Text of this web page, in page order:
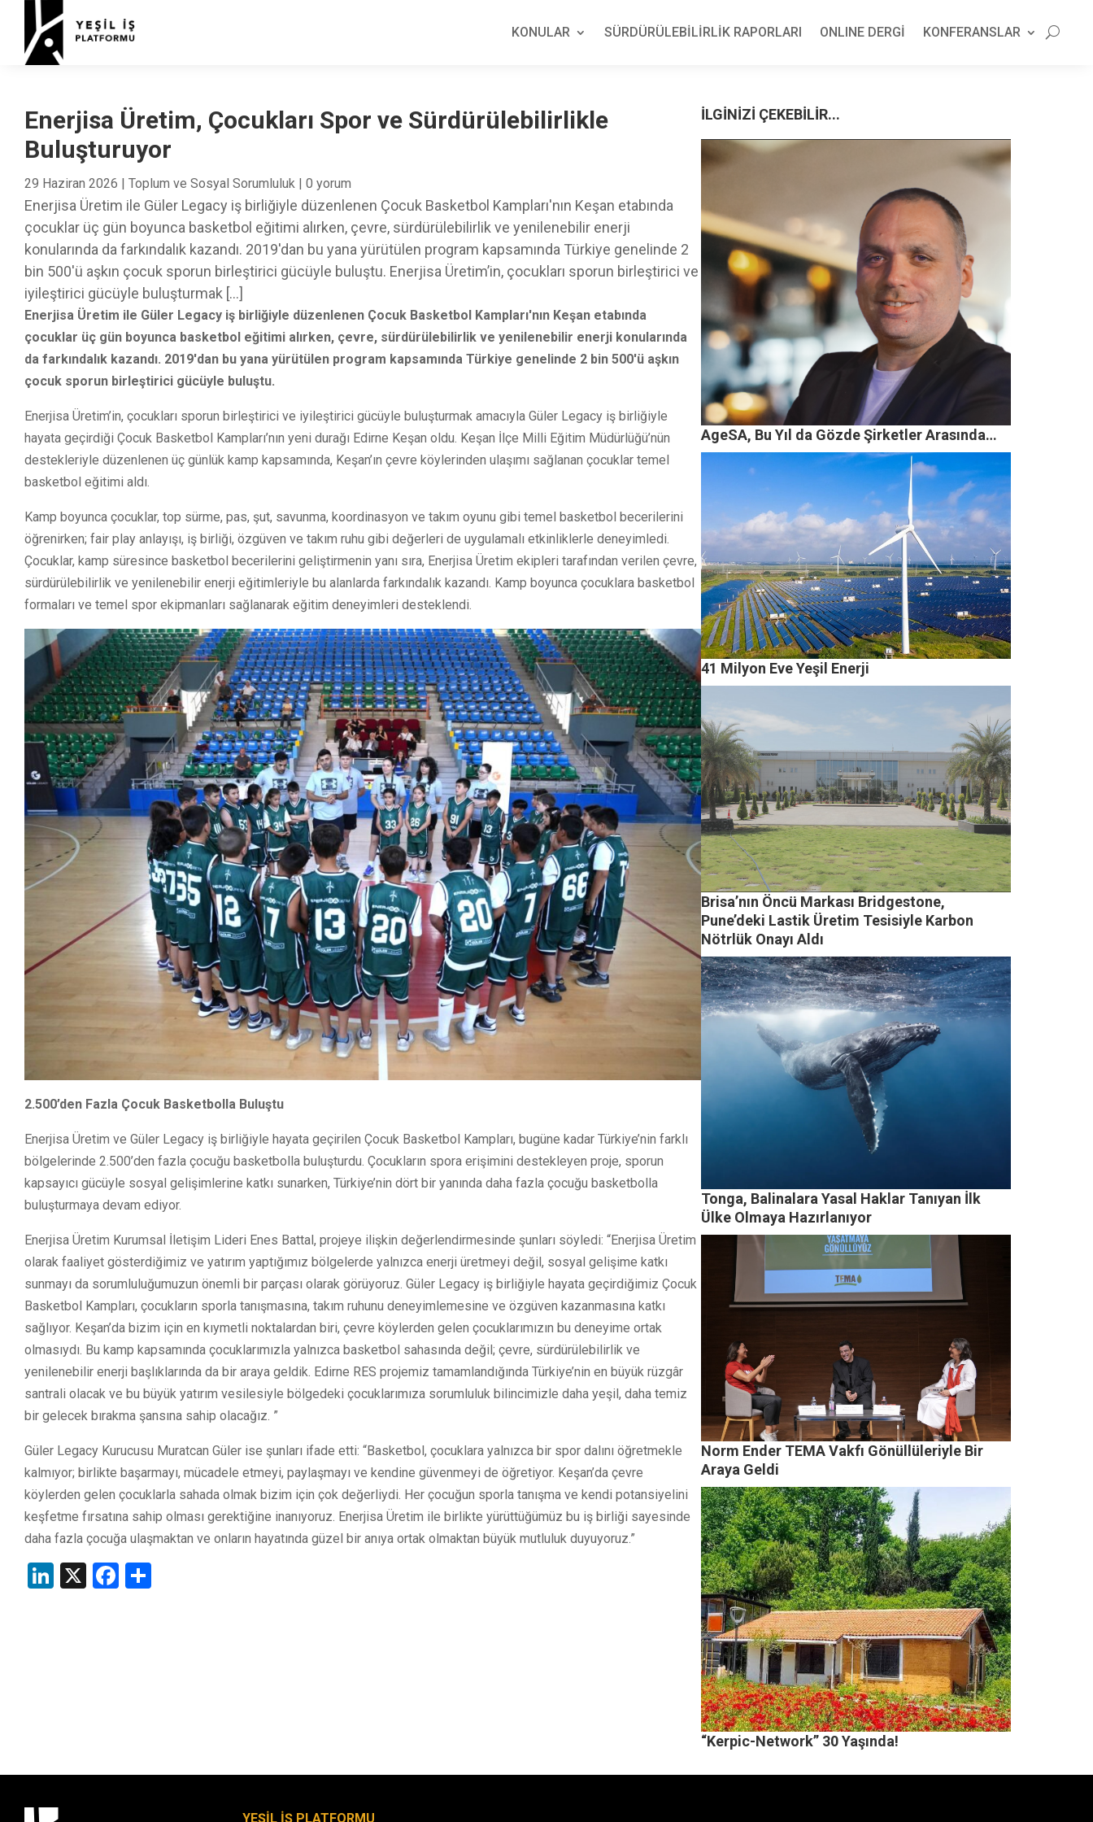
KONULAR SÜRDÜRÜLEBİLİRLİK RAPORLARI ONLINE DERGİ KONFERANSLAR
Enerjisa Üretim, Çocukları Spor ve Sürdürülebilirlikle
Buluşturuyor
29 Haziran 2026 | Toplum ve Sosyal Sorumluluk | 0 yorum
Enerjisa Üretim ile Güler Legacy iş birliğiyle düzenlenen Çocuk Basketbol Kampları'nın Keşan etabında
çocuklar üç gün boyunca basketbol eğitimi alırken, çevre, sürdürülebilirlik ve yenilenebilir enerji
konularında da farkındalık kazandı. 2019'dan bu yana yürütülen program kapsamında Türkiye genelinde 2
bin 500'ü aşkın çocuk sporun birleştirici gücüyle buluştu. Enerjisa Üretim’in, çocukları sporun birleştirici ve
iyileştirici gücüyle buluşturmak […]
Enerjisa Üretim ile Güler Legacy iş birliğiyle düzenlenen Çocuk Basketbol Kampları'nın Keşan etabında
çocuklar üç gün boyunca basketbol eğitimi alırken, çevre, sürdürülebilirlik ve yenilenebilir enerji konularında
da farkındalık kazandı. 2019'dan bu yana yürütülen program kapsamında Türkiye genelinde 2 bin 500'ü aşkın
çocuk sporun birleştirici gücüyle buluştu.
Enerjisa Üretim’in, çocukları sporun birleştirici ve iyileştirici gücüyle buluşturmak amacıyla Güler Legacy iş birliğiyle
hayata geçirdiği Çocuk Basketbol Kampları’nın yeni durağı Edirne Keşan oldu. Keşan İlçe Milli Eğitim Müdürlüğü’nün
destekleriyle düzenlenen üç günlük kamp kapsamında, Keşan’ın çevre köylerinden ulaşımı sağlanan çocuklar temel
basketbol eğitimi aldı.
Kamp boyunca çocuklar, top sürme, pas, şut, savunma, koordinasyon ve takım oyunu gibi temel basketbol becerilerini
öğrenirken; fair play anlayışı, iş birliği, özgüven ve takım ruhu gibi değerleri de uygulamalı etkinliklerle deneyimledi.
Çocuklar, kamp süresince basketbol becerilerini geliştirmenin yanı sıra, Enerjisa Üretim ekipleri tarafından verilen çevre,
sürdürülebilirlik ve yenilenebilir enerji eğitimleriyle bu alanlarda farkındalık kazandı. Kamp boyunca çocuklara basketbol
formaları ve temel spor ekipmanları sağlanarak eğitim deneyimleri desteklendi.
2.500’den Fazla Çocuk Basketbolla Buluştu
Enerjisa Üretim ve Güler Legacy iş birliğiyle hayata geçirilen Çocuk Basketbol Kampları, bugüne kadar Türkiye’nin farklı
bölgelerinde 2.500’den fazla çocuğu basketbolla buluşturdu. Çocukların spora erişimini destekleyen proje, sporun
kapsayıcı gücüyle sosyal gelişimlerine katkı sunarken, Türkiye’nin dört bir yanında daha fazla çocuğu basketbolla
buluşturmaya devam ediyor.
Enerjisa Üretim Kurumsal İletişim Lideri Enes Battal, projeye ilişkin değerlendirmesinde şunları söyledi: “Enerjisa Üretim
olarak faaliyet gösterdiğimiz ve yatırım yaptığımız bölgelerde yalnızca enerji üretmeyi değil, sosyal gelişime katkı
sunmayı da sorumluluğumuzun önemli bir parçası olarak görüyoruz. Güler Legacy iş birliğiyle hayata geçirdiğimiz Çocuk
Basketbol Kampları, çocukların sporla tanışmasına, takım ruhunu deneyimlemesine ve özgüven kazanmasına katkı
sağlıyor. Keşan’da bizim için en kıymetli noktalardan biri, çevre köylerden gelen çocuklarımızın bu deneyime ortak
olmasıydı. Bu kamp kapsamında çocuklarımızla yalnızca basketbol sahasında değil; çevre, sürdürülebilirlik ve
yenilenebilir enerji başlıklarında da bir araya geldik. Edirne RES projemiz tamamlandığında Türkiye’nin en büyük rüzgâr
santrali olacak ve bu büyük yatırım vesilesiyle bölgedeki çocuklarımıza sorumluluk bilincimizle daha yeşil, daha temiz
bir gelecek bırakma şansına sahip olacağız. ”
Güler Legacy Kurucusu Muratcan Güler ise şunları ifade etti: “Basketbol, çocuklara yalnızca bir spor dalını öğretmekle
kalmıyor; birlikte başarmayı, mücadele etmeyi, paylaşmayı ve kendine güvenmeyi de öğretiyor. Keşan’da çevre
köylerden gelen çocuklarla sahada olmak bizim için çok değerliydi. Her çocuğun sporla tanışma ve kendi potansiyelini
keşfetme fırsatına sahip olması gerektiğine inanıyoruz. Enerjisa Üretim ile birlikte yürüttüğümüz bu iş birliği sayesinde
daha fazla çocuğa ulaşmaktan ve onların hayatında güzel bir anıya ortak olmaktan büyük mutluluk duyuyoruz.”
LinkedIn
X Facebook
İLGİNİZİ ÇEKEBİLİR...
AgeSA, Bu Yıl da Gözde Şirketler Arasında…
41 Milyon Eve Yeşil Enerji
Brisa’nın Öncü Markası Bridgestone,
Pune’deki Lastik Üretim Tesisiyle Karbon
Nötrlük Onayı Aldı
Tonga, Balinalara Yasal Haklar Tanıyan İlk
Ülke Olmaya Hazırlanıyor
Norm Ender TEMA Vakfı Gönüllüleriyle Bir
Araya Geldi
“Kerpic-Network” 30 Yaşında!
YEŞİL İŞ PLATFORMU